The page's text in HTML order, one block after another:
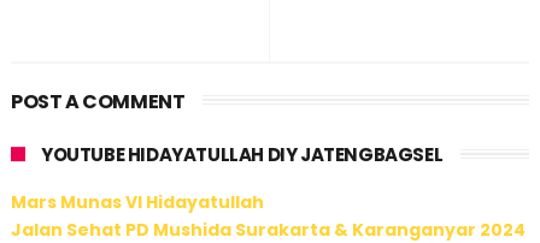
POST A COMMENT
YOUTUBE HIDAYATULLAH DIY JATENGBAGSEL
Mars Munas VI Hidayatullah
Jalan Sehat PD Mushida Surakarta & Karanganyar 2024